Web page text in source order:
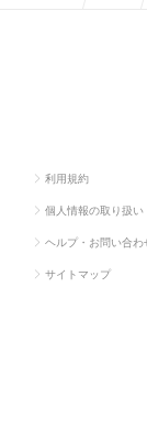
利用規約
個人情報の取り扱い
ヘルプ・お問い合わ
サイトマップ